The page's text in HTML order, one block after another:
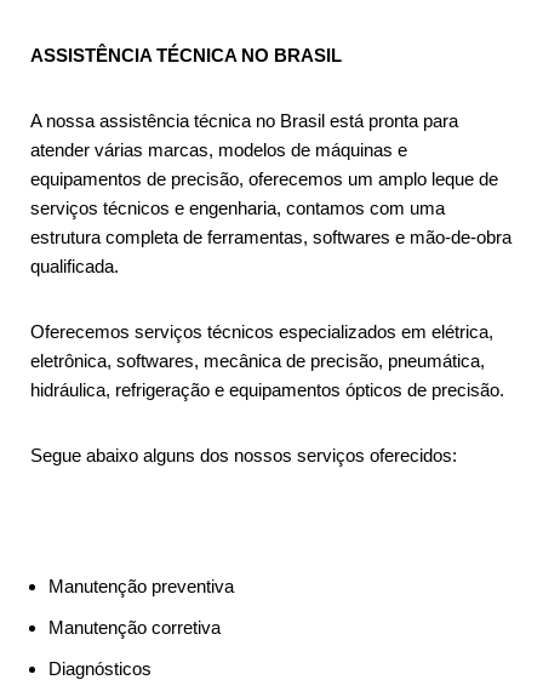
ASSISTÊNCIA TÉCNICA NO BRASIL
A nossa assistência técnica no Brasil está pronta para
atender várias marcas, modelos de máquinas e
equipamentos de precisão, oferecemos um amplo leque de
serviços técnicos e engenharia, contamos com uma
estrutura completa de ferramentas, softwares e mão-de-obra
qualificada.
Oferecemos serviços técnicos especializados em elétrica,
eletrônica, softwares, mecânica de precisão, pneumática,
hidráulica, refrigeração e equipamentos ópticos de precisão.
Segue abaixo alguns dos nossos serviços oferecidos:
Manutenção preventiva
Manutenção corretiva
Diagnósticos